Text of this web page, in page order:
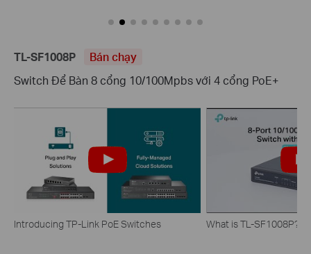
TL-SF1008P
Bán chạy
Switch Để Bàn 8 cổng 10/100Mpbs với 4 cổng PoE+
Introducing TP-Link PoE Switches What is TL-SF1008P?